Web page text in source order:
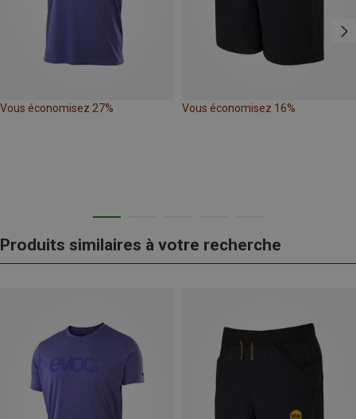
Vous économisez 27% Vous économisez 16%
Produits similaires à votre recherche